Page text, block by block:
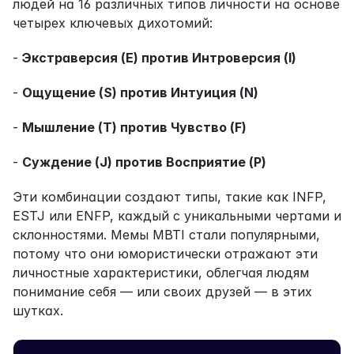
людей на 16 различных типов личности на основе
четырех ключевых дихотомий:
- Экстраверсия (E) против Интроверсия (I)
- Ощущение (S) против Интуиция (N)
- Мышление (T) против Чувство (F)
- Суждение (J) против Восприятие (P)
Эти комбинации создают типы, такие как INFP,
ESTJ или ENFP, каждый с уникальными чертами и
склонностями. Мемы MBTI стали популярными,
потому что они юмористически отражают эти
личностные характеристики, облегчая людям
понимание себя — или своих друзей — в этих
шутках.